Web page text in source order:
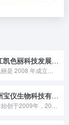
浙江凯色丽科技发展有限公司
广州宝仪生物科技有限公司